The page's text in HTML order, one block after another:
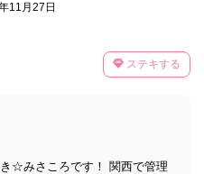
11月27日
ステキする
☆みさころです！ 関西で管理